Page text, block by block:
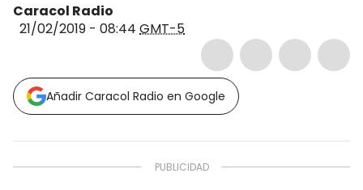
Caracol Radio
21/02/2019 - 08:44 GMT-5
Añadir Caracol Radio en Google